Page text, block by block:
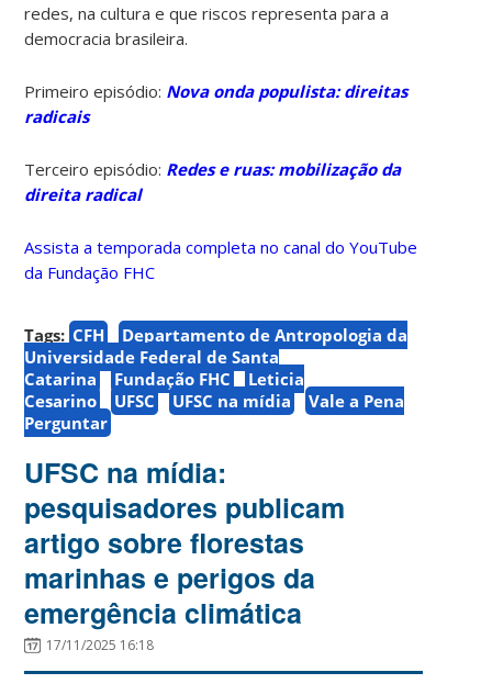
redes, na cultura e que riscos representa para a
democracia brasileira.
Primeiro episódio: Nova onda populista: direitas
radicais
Terceiro episódio: Redes e ruas: mobilização da
direita radical
Assista a temporada completa no canal do YouTube
da Fundação FHC
Tags: CFH
Departamento de Antropologia da
Universidade Federal de Santa
Catarina
Fundação FHC
Leticia
Cesarino
UFSC UFSC na mídia
Vale a Pena
Perguntar
UFSC na mídia:
pesquisadores publicam
artigo sobre florestas
marinhas e perigos da
emergência climática
17/11/2025 16:18